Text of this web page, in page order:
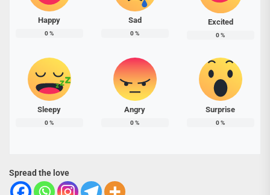
Happy
0%
Sad
0%
Excited
0%
Sleepy
0%
Angry
0%
Surprise
0%
Spread the love